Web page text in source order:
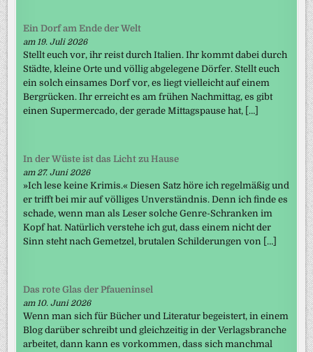
Ein Dorf am Ende der Welt
am 19. Juli 2026
Stellt euch vor, ihr reist durch Italien. Ihr kommt dabei durch
Städte, kleine Orte und völlig abgelegene Dörfer. Stellt euch
ein solch einsames Dorf vor, es liegt vielleicht auf einem
Bergrücken. Ihr erreicht es am frühen Nachmittag, es gibt
einen Supermercado, der gerade Mittagspause hat, […]
In der Wüste ist das Licht zu Hause
am 27. Juni 2026
»Ich lese keine Krimis.« Diesen Satz höre ich regelmäßig und
er trifft bei mir auf völliges Unverständnis. Denn ich finde es
schade, wenn man als Leser solche Genre-Schranken im
Kopf hat. Natürlich verstehe ich gut, dass einem nicht der
Sinn steht nach Gemetzel, brutalen Schilderungen von […]
Das rote Glas der Pfaueninsel
am 10. Juni 2026
Wenn man sich für Bücher und Literatur begeistert, in einem
Blog darüber schreibt und gleichzeitig in der Verlagsbranche
arbeitet, dann kann es vorkommen, dass sich manchmal